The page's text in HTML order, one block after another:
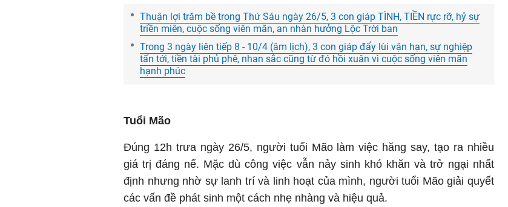
Thuận lợi trăm bề trong Thứ Sáu ngày 26/5, 3 con giáp TÌNH, TIỀN rực rỡ, hỷ sự
triền miên, cuộc sống viên mãn, an nhàn hưởng Lộc Trời ban
Trong 3 ngày liên tiếp 8 - 10/4 (âm lịch), 3 con giáp đẩy lùi vận hạn, sự nghiệp
tấn tới, tiền tài phủ phê, nhan sắc cũng từ đó hồi xuân vì cuộc sống viên mãn
hạnh phúc
Tuổi Mão
Đúng 12h trưa ngày 26/5, người tuổi Mão làm việc hăng say, tạo ra nhiều
giá trị đáng nể. Mặc dù công việc vẫn nảy sinh khó khăn và trở ngại nhất
định nhưng nhờ sự lanh trí và linh hoạt của mình, người tuổi Mão giải quyết
các vấn đề phát sinh một cách nhẹ nhàng và hiệu quả.